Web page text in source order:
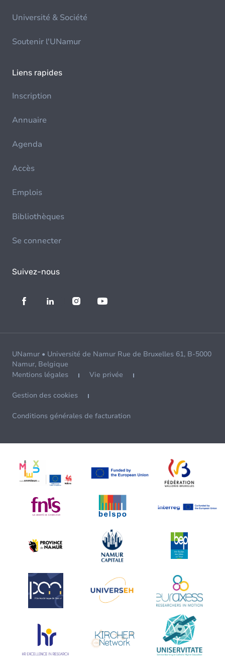
Université & Société
Soutenir l'UNamur
Liens rapides
Inscription
Annuaire
Agenda
Accès
Emplois
Bibliothèques
Se connecter
Suivez-nous
UNamur • Université de Namur Rue de Bruxelles 61, B-5000
Namur, Belgique
Mentions légales
Vie privée
Gestion des cookies
Conditions générales de facturation